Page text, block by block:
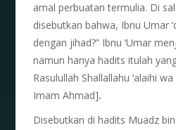
amal perbuatan termulia. Di
disebutkan bahwa, Ibnu Umar
dengan jihad?” Ibnu ‘Umar
namun hanya hadits itulah
Rasulullah Shallallahu ‘alaihi
Imam Ahmad].
Disebutkan di hadits Muadz